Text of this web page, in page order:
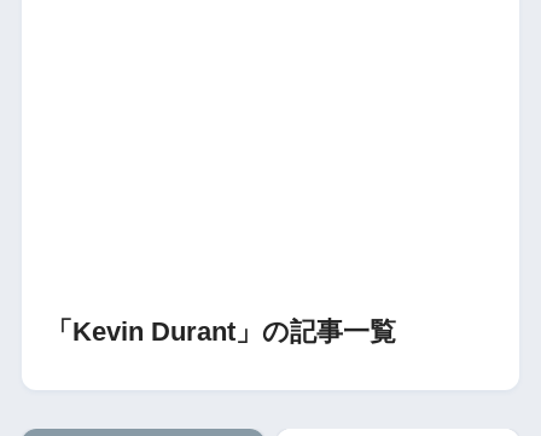
「Kevin Durant」の記事一覧